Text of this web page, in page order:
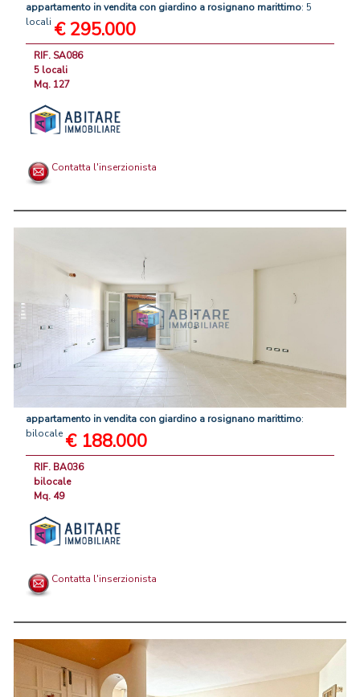
appartamento invendita con giardino a rosignano marittimo: 5
locali € 295.000
RIF. SA086
5 locali
Mq. 127
Contatta l'inserzionista
appartamento invendita con giardino a rosignano marittimo:
bilocale € 188.000
RIF. BA036
bilocale
Mq. 49
Contatta l'inserzionista